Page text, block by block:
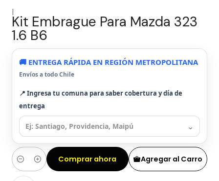
|
Kit Embrague Para Mazda 323
1.6 B6
🚚 ENTREGA RÁPIDA EN REGIÓN METROPOLITANA
Envíos a todo Chile
📍 Ingresa tu comuna para saber cobertura y día de
entrega
⌄
Cantidad
Agregar al Carro
Comprar ahora